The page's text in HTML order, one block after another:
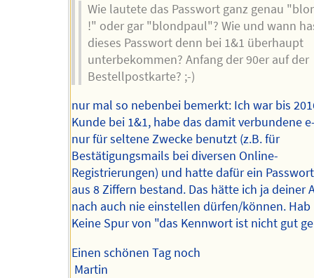
Wie lautete das Passwort ganz genau
!" oder gar "blondpaul"? Wie und wann
dieses Passwort denn bei 1&1 überhaupt
unterbekommen? Anfang der 90er auf der
Bestellpostkarte? ;-)
nur mal so nebenbei bemerkt: Ich war bis
Kunde bei 1&1, habe das damit verbundene
nur für seltene Zwecke benutzt (z.B. für
Bestätigungsmails bei diversen Online-
Registrierungen) und hatte dafür ein
aus 8 Ziffern bestand. Das hätte ich ja deiner
nach auch nie einstellen dürfen/können. Hab
Keine Spur von "das Kennwort ist nicht gut
Einen schönen Tag noch
Martin